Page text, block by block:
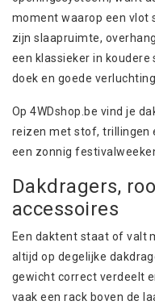
moment waarop een vlot
zijn slaapruimte,
een klassieker in koudere
doek en goede
Op 4WDshop.be vind je
reizen met stof, trillingen
een zonnig
Dakdragers,
accessoires
Een daktent staat of valt
altijd op degelijke
gewicht correct verdeelt
vaak een rack boven de